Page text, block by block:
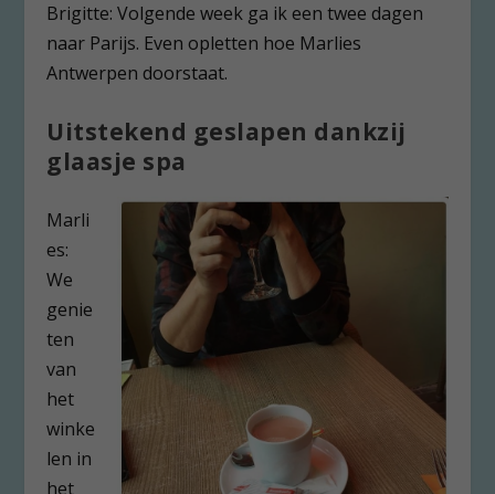
Brigitte: Volgende week ga ik een twee dagen
naar Parijs. Even opletten hoe Marlies
Antwerpen doorstaat.
Uitstekend geslapen dankzij
glaasje spa
Marli
es:
We
genie
ten
van
het
winke
len in
het